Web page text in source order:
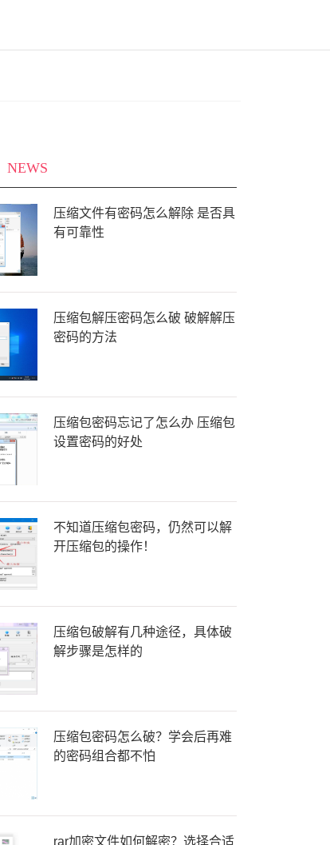
NEWS
压缩文件有密码怎么解除 是否具
有可靠性
压缩包解压密码怎么破 破解解压
密码的方法
压缩包密码忘记了怎么办 压缩包
设置密码的好处
不知道压缩包密码，仍然可以解
开压缩包的操作！
压缩包破解有几种途径，具体破
解步骤是怎样的
压缩包密码怎么破？学会后再难
的密码组合都不怕
rar加密文件如何解密？选择合适